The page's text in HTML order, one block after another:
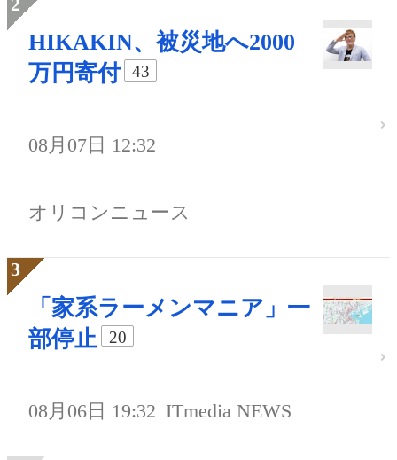
HIKAKIN、被災地へ2000
万円寄付
43
08月07日 12:32
オリコンニュース
「家系ラーメンマニア」一
部停止
20
08月06日 19:32 ITmedia NEWS